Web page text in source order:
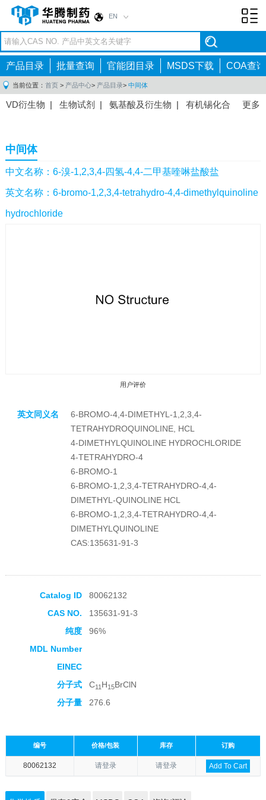
EN
产品目录 批量查询 官能团目录 MSDS下载 COA查询
当前位置： 首页 > 产品中心> 产品目录> 中间体
更多
VD衍生物 | 生物试剂 | 氨基酸及衍生物 | 有机锡化合
间体|
感染药物中间体
体 |抗精神病药物中间体 |抗炎药物中间体|精选原料
药中间体|其他原料药中间体|
中间体
中文名称：6-溴-1,2,3,4-四氢-4,4-二甲基喹啉盐酸盐
英文名称：6-bromo-1,2,3,4-tetrahydro-4,4-dimethylquinoline
hydrochloride
用户评价
英文同义名
6-BROMO-4,4-DIMETHYL-1,2,3,4-
TETRAHYDROQUINOLINE, HCL
4-DIMETHYLQUINOLINE HYDROCHLORIDE
4-TETRAHYDRO-4
6-BROMO-1
6-BROMO-1,2,3,4-TETRAHYDRO-4,4-
DIMETHYL-QUINOLINE HCL
6-BROMO-1,2,3,4-TETRAHYDRO-4,4-
DIMETHYLQUINOLINE
CAS:135631-91-3
Catalog ID
80062132
CAS NO.
135631-91-3
纯度
96%
MDL Number
EINEC
分子式
C11 H15BrClN
分子量
276.6
编号 价格/包装 库存 订购
80062132 请登录 请登录 Add To Cart